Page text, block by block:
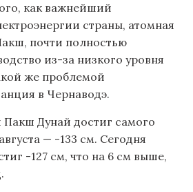
как важнейший
страны, атомная
почти полностью
из-за низкого уровня
же проблемой
в Чернаводэ.
Дунай достиг самого
— -133 см. Сегодня
-127 см, что на 6 см выше,